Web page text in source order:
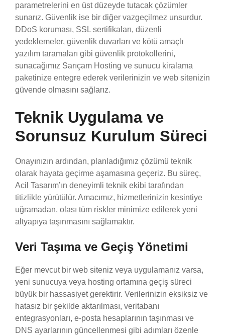
parametrelerini en üst düzeyde tutacak çözümler
sunarız. Güvenlik ise bir diğer vazgeçilmez unsurdur.
DDoS koruması, SSL sertifikaları, düzenli
yedeklemeler, güvenlik duvarları ve kötü amaçlı
yazılım taramaları gibi güvenlik protokollerini,
sunacağımız Sarıçam Hosting ve sunucu kiralama
paketinize entegre ederek verilerinizin ve web sitenizin
güvende olmasını sağlarız.
Teknik Uygulama ve
Sorunsuz Kurulum Süreci
Onayınızın ardından, planladığımız çözümü teknik
olarak hayata geçirme aşamasına geçeriz. Bu süreç,
Acil Tasarım’ın deneyimli teknik ekibi tarafından
titizlikle yürütülür. Amacımız, hizmetlerinizin kesintiye
uğramadan, olası tüm riskler minimize edilerek yeni
altyapıya taşınmasını sağlamaktır.
Veri Taşıma ve Geçiş Yönetimi
Eğer mevcut bir web siteniz veya uygulamanız varsa,
yeni sunucuya veya hosting ortamına geçiş süreci
büyük bir hassasiyet gerektirir. Verilerinizin eksiksiz ve
hatasız bir şekilde aktarılması, veritabanı
entegrasyonları, e-posta hesaplarının taşınması ve
DNS ayarlarının güncellenmesi gibi adımları özenle